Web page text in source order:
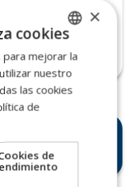
azul.
para
de
SPANISH
ENGLISH
×
cookies
mejorar la
nuestro
las cookies
de
de